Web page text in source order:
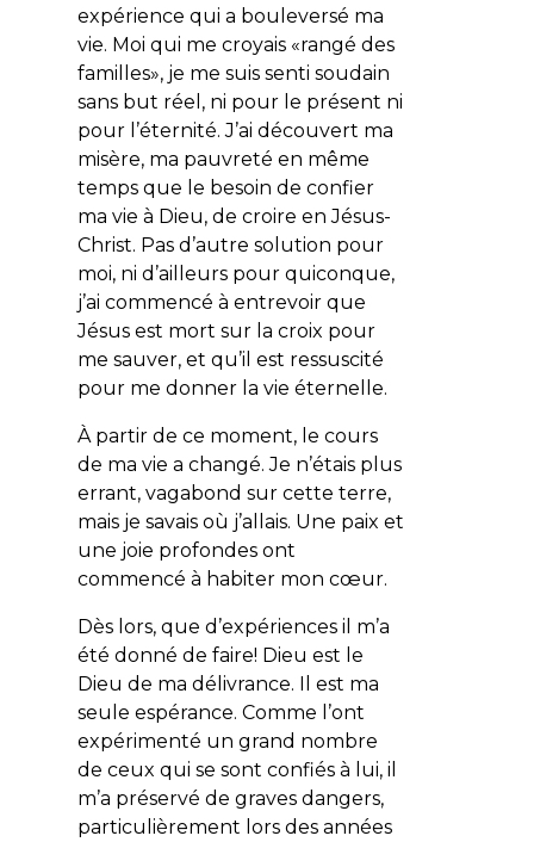
expérience qui a bouleversé ma
vie. Moi qui me croyais «rangé des
familles», je me suis senti soudain
sans but réel, ni pour le présent ni
pour l’éternité. J’ai découvert ma
misère, ma pauvreté en même
temps que le besoin de confier
ma vie à Dieu, de croire en Jésus-
Christ. Pas d’autre solution pour
moi, ni d’ailleurs pour quiconque,
j’ai commencé à entrevoir que
Jésus est mort sur la croix pour
me sauver, et qu’il est ressuscité
pour me donner la vie éternelle.
À partir de ce moment, le cours
de ma vie a changé. Je n’étais plus
errant, vagabond sur cette terre,
mais je savais où j’allais. Une paix et
une joie profondes ont
commencé à habiter mon cœur.
Dès lors, que d’expériences il m’a
été donné de faire! Dieu est le
Dieu de ma délivrance. Il est ma
seule espérance. Comme l’ont
expérimenté un grand nombre
de ceux qui se sont confiés à lui, il
m’a préservé de graves dangers,
particulièrement lors des années